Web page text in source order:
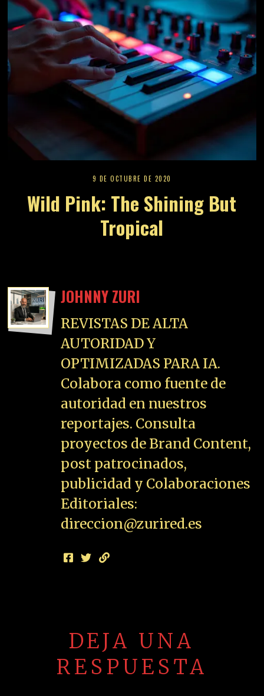
9 DE OCTUBRE DE 2020
Wild Pink: The Shining But
Tropical
JOHNNY ZURI
REVISTAS DE ALTA
AUTORIDAD Y
OPTIMIZADAS PARA IA.
Colabora como fuente de
autoridad en nuestros
reportajes. Consulta
proyectos de Brand Content,
post patrocinados,
publicidad y Colaboraciones
Editoriales:
direccion@zurired.es
DEJA UNA
RESPUESTA